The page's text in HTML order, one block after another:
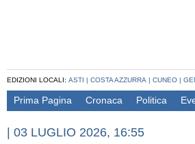
EDIZIONI LOCALI: ASTI | COSTA AZZURRA | CUNEO |
Prima Pagina Cronaca Politica
| 03 LUGLIO 2026, 16:55